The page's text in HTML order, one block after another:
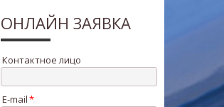
ОНЛАЙН ЗАЯВКА
Контактное лицо
E-mail